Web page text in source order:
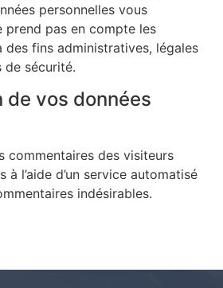
personnelles vous
prend pas en compte les
des fins administratives, légales
de sécurité.
de vos données
commentaires des visiteurs
l’aide d’un service automatisé
indésirables.